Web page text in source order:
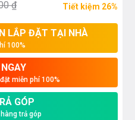
₫ Tiết kiệm 26%
LẮP ĐẶT TẠI NHÀ
100%
miễn phí 100%
GÓP
trả góp